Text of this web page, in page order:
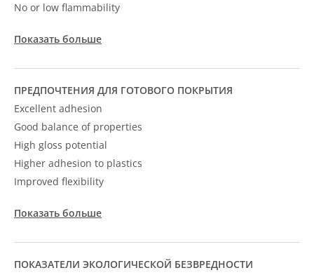
No or low flammability
Показать больше
ПРЕДПОЧТЕНИЯ ДЛЯ ГОТОВОГО ПОКРЫТИЯ
Excellent adhesion
Good balance of properties
High gloss potential
Higher adhesion to plastics
Improved flexibility
Показать больше
ПОКАЗАТЕЛИ ЭКОЛОГИЧЕСКОЙ БЕЗВРЕДНОСТИ